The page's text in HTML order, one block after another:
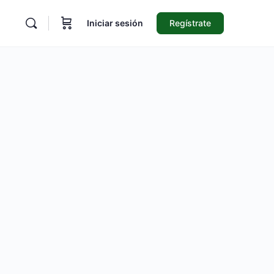
Iniciar sesión Regístrate